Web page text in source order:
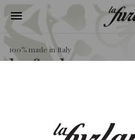
la furlana
100% made in Italy
31/07/2026 al 24/08/2026
partire dal 24/08/2026. La